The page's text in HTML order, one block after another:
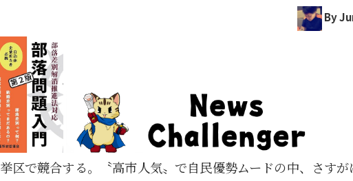
By
区で競合する。〝高市人気〟で自民優勢ムードの中、さす